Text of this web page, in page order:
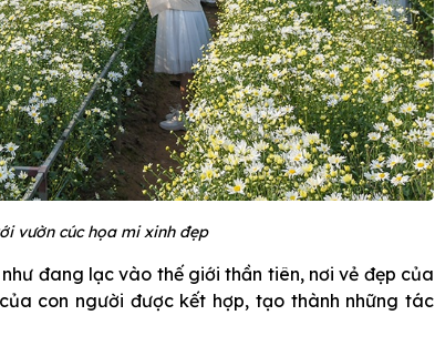
vườn cúc họa mi xinh đẹp
đang lạc vào thế giới thần tiên, nơi vẻ đẹp của
con người được kết hợp, tạo thành những tác